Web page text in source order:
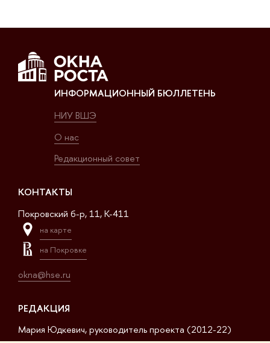
ИНФОРМАЦИОННЫЙ БЮЛЛЕТЕНЬ
НИУ ВШЭ
О нас
Редакционный совет
КОНТАКТЫ
Покровский б-р, 11, K-411
на карте
на Покровке
okna@hse.ru
РЕДАКЦИЯ
Мария Юдкевич, руководитель проекта (2012-22)